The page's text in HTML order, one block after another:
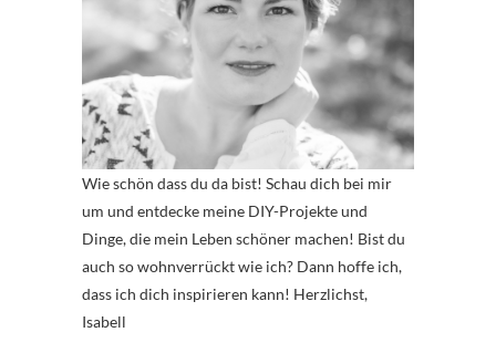
Wie schön dass du da bist! Schau dich bei mir
um und entdecke meine DIY-Projekte und
Dinge, die mein Leben schöner machen! Bist du
auch so wohnverrückt wie ich? Dann hoffe ich,
dass ich dich inspirieren kann! Herzlichst,
Isabell